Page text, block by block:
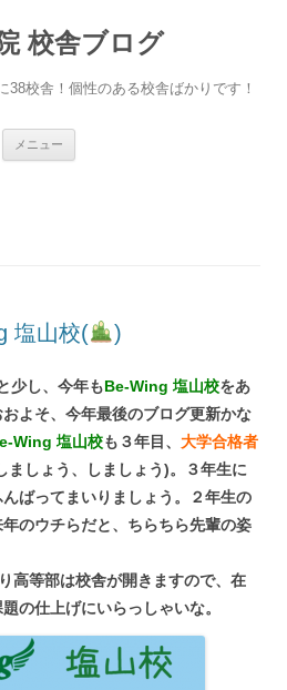
校舎ブログ
38校舎！個性のある校舎ばかりです！
メニュー
塩山校( )
少し、今年もBe-Wing 塩山校をあ
よそ、今年最後のブログ更新かな
Wing 塩山校も３年目、 大学合格者
ましょう、しましょう)。３年生に
ばってまいりましょう。２年生の
のウチらだと、ちらちら先輩の姿
高等部は校舎が開きますので、在
の仕上げにいらっしゃいな。